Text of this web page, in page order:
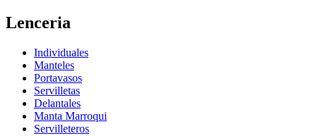
Lenceria
Individuales
Manteles
Portavasos
Servilletas
Delantales
Manta Marroqui
Servilleteros